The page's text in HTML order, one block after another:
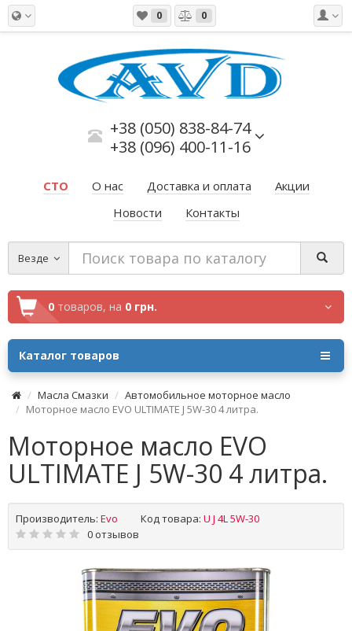
0 0
+38 (050) 838-84-74
+38 (096) 400-11-16
СТО О нас Доставка и оплата
Акции
Новости
Контакты
Везде
0 товаров, на 0 грн.
Каталог товаров
Масла Смазки
Автомобильное моторное масло
Моторное масло EVO ULTIMATE J 5W-30 4 литра.
Моторное масло EVO
ULTIMATE J 5W-30 4 литра.
Производитель: Evo Код товара: U J 4L 5W-30
0 отзывов